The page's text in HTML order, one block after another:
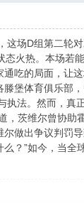
场D组第二轮
火热。本场
吃的局面，让
堡体育俱乐部
法。然而，真
，茨维尔曾协
做出争议判罚
？”如今，当